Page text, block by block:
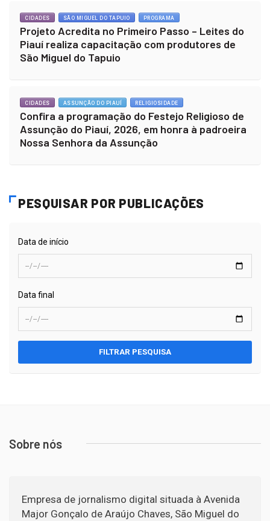
CIDADES SÃO MIGUEL DO TAPUIO PROGRAMA
Projeto Acredita no Primeiro Passo – Leites do
Piauí realiza capacitação com produtores de
São Miguel do Tapuio
CIDADES ASSUNÇÃO DO PIAUÍ RELIGIOSIDADE
Confira a programação do Festejo Religioso de
Assunção do Piauí, 2026, em honra à padroeira
Nossa Senhora da Assunção
PESQUISAR POR PUBLICAÇÕES
Data de início
Data final
FILTRAR PESQUISA
Sobre nós
Empresa de jornalismo digital situada à Avenida
Major Gonçalo de Araújo Chaves, São Miguel do